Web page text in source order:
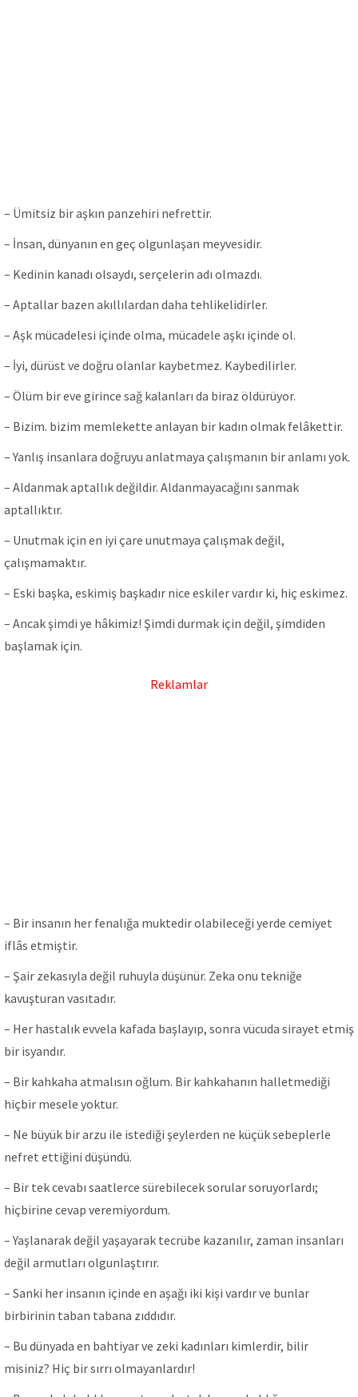
– Ümitsiz bir aşkın panzehiri nefrettir.
– İnsan, dünyanın en geç olgunlaşan meyvesidir.
– Kedinin kanadı olsaydı, serçelerin adı olmazdı.
– Aptallar bazen akıllılardan daha tehlikelidirler.
– Aşk mücadelesi içinde olma, mücadele aşkı içinde ol.
– İyi, dürüst ve doğru olanlar kaybetmez. Kaybedilirler.
– Ölüm bir eve girince sağ kalanları da biraz öldürüyor.
– Bizim. bizim memlekette anlayan bir kadın olmak felâkettir.
– Yanlış insanlara doğruyu anlatmaya çalışmanın bir anlamı yok.
– Aldanmak aptallık değildir. Aldanmayacağını sanmak
aptallıktır.
– Unutmak için en iyi çare unutmaya çalışmak değil,
çalışmamaktır.
– Eski başka, eskimiş başkadır nice eskiler vardır ki, hiç eskimez.
– Ancak şimdi ye hâkimiz! Şimdi durmak için değil, şimdiden
başlamak için.
Reklamlar
– Bir insanın her fenalığa muktedir olabileceği yerde cemiyet
iflâs etmiştir.
– Şair zekasıyla değil ruhuyla düşünür. Zeka onu tekniğe
kavuşturan vasıtadır.
– Her hastalık evvela kafada başlayıp, sonra vücuda sirayet etmiş
bir isyandır.
– Bir kahkaha atmalısın oğlum. Bir kahkahanın halletmediği
hiçbir mesele yoktur.
– Ne büyük bir arzu ile istediği şeylerden ne küçük sebeplerle
nefret ettiğini düşündü.
– Bir tek cevabı saatlerce sürebilecek sorular soruyorlardı;
hiçbirine cevap veremiyordum.
– Yaşlanarak değil yaşayarak tecrübe kazanılır, zaman insanları
değil armutları olgunlaştırır.
– Sanki her insanın içinde en aşağı iki kişi vardır ve bunlar
birbirinin taban tabana zıddıdır.
– Bu dünyada en bahtiyar ve zeki kadınları kimlerdir, bilir
misiniz? Hiç bir sırrı olmayanlardır!